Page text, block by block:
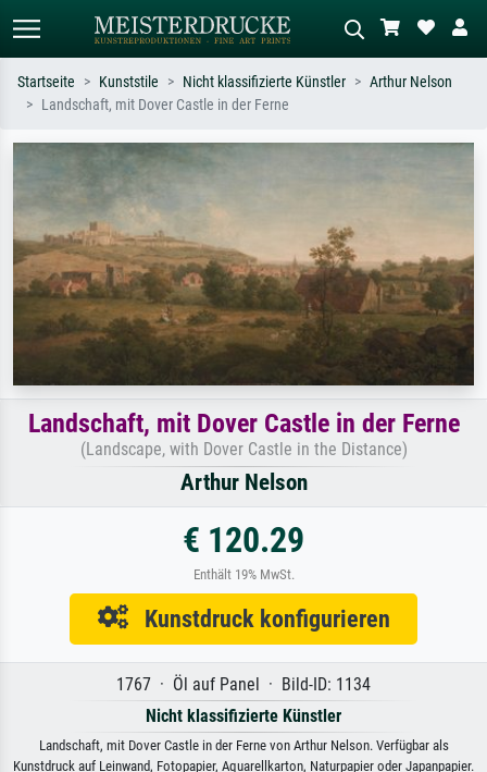
Suchen Sie nach Künstlern, Werktiteln
Sternennacht, Impressionismus, Welle
Hokusai, Akt.
Baum.
Startseite Kunststile Nicht klassifizierte Künstler
Arthur Nelson
Landschaft, mit Dover Castle in der Ferne
Landschaft, mit Dover Castle in der Ferne
(Landscape, with Dover Castle in the Distance)
Arthur Nelson
€ 120.29
Enthält 19% MwSt.
Kunstdruck konfigurieren
1767 · Öl auf Panel · Bild-ID: 1134
Nicht klassifizierte Künstler
Landschaft, mit Dover Castle in der Ferne von Arthur Nelson. Verfügbar als
Kunstdruck auf Leinwand, Fotopapier, Aquarellkarton, Naturpapier oder Japanpapier.